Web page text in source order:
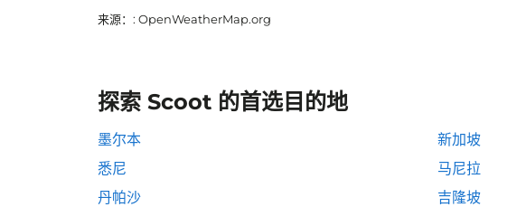
来源： : OpenWeatherMap.org
探索 Scoot 的首选目的地
墨尔本 新加坡
悉尼
马尼拉
丹帕沙
吉隆坡